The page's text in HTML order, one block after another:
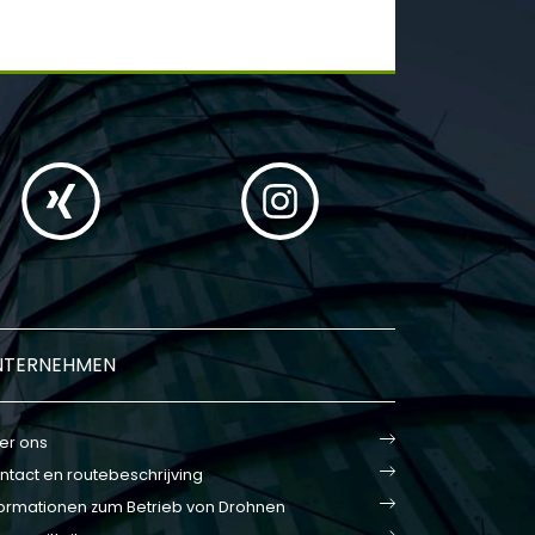
ons
en routebeschrijving
zum Betrieb von Drohnen